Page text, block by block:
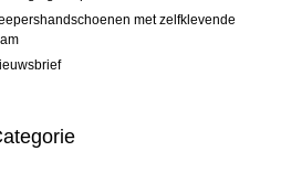
met zelfklevende